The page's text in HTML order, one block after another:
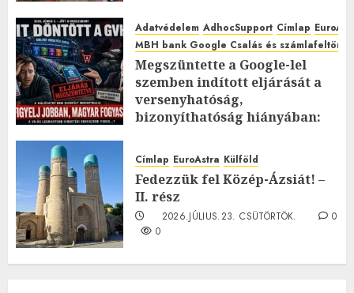
Adatvédelem AdhocSupport Címlap
MBH bank Google Csalás és
Megszüntette a Google-lel
szemben indított eljárását a
versenyhatóság,
bizonyíthatóság hiányában:
2026.JÚLIUS.23. CSÜTÖRTÖK.
0
Címlap EuroAstra Külföld
Fedezzük fel Közép-Ázsiát! –
II. rész
2026.JÚLIUS.23. CSÜTÖRTÖK.
0
0